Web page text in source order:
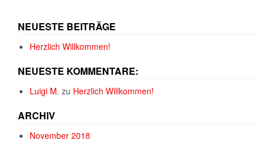
NEUESTE BEITRÄGE
Herzlich Willkommen!
NEUESTE KOMMENTARE:
Luigi M. zu Herzlich Willkommen!
ARCHIV
November 2018